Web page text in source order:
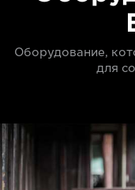
Оборудование,
для